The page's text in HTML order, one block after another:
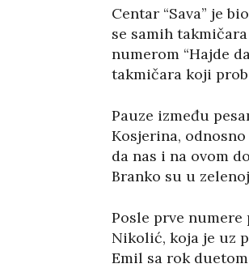
Centar “Sava” je
se samih
numerom “Hajde
takmičara koji
Pauze između
Kosjerina,
da nas i na ovom
Branko su u
Posle prve numere
Nikolić, koja je uz
Emil sa rok